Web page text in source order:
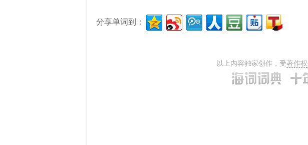
分享单词到：
以上内容独家创作，受著作权